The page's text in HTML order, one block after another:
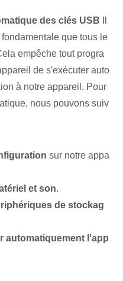
des clés USB
que tous le
empêche tout progra
de s'exécuter auto
à notre appareil. Pour
nous pouvons suiv
sur notre appa
et son.
de stockag
automatiquement l'app